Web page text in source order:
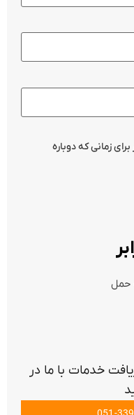
زمانی که دوباره
حمل
خدمات با ما در